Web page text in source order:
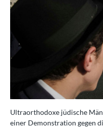
Ultraorthodoxe jüdische
einer Demonstration gegen